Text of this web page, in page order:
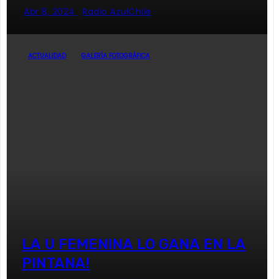
Abr 8, 2024 Radio AzulChile
ACTUALIDAD GALERÍA FOTOGRÁFICA
LA U FEMENINA LO GANA EN LA
PINTANA!